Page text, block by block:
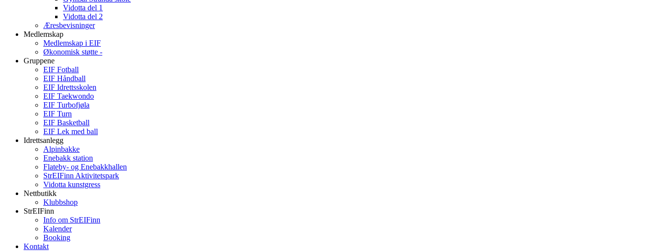
Vidotta del 1
Vidotta del 2
Æresbevisninger
Medlemskap
Medlemskap i EIF
Økonomisk støtte -
Gruppene
EIF Fotball
EIF Håndball
EIF Idrettsskolen
EIF Taekwondo
EIF Turbofjøla
EIF Turn
EIF Basketball
EIF Lek med ball
Idrettsanlegg
Alpinbakke
Enebakk station
Flateby- og Enebakkhallen
StrEIFinn Aktivitetspark
Vidotta kunstgress
Nettbutikk
Klubbshop
StrEIFinn
Info om StrEIFinn
Kalender
Booking
Kontakt